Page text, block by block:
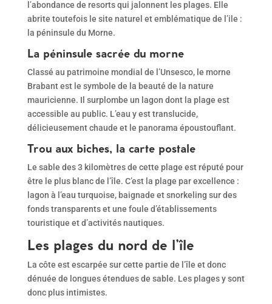
l’abondance de resorts qui jalonnent les plages. Elle
abrite toutefois le site naturel et emblématique de l’ile :
la péninsule du Morne.
La péninsule sacrée du morne
Classé au patrimoine mondial de l’Unsesco, le morne
Brabant est le symbole de la beauté de la nature
mauricienne. Il surplombe un lagon dont la plage est
accessible au public. L’eau y est translucide,
délicieusement chaude et le panorama époustouflant.
Trou aux biches, la carte postale
Le sable des 3 kilomètres de cette plage est réputé pour
être le plus blanc de l’île. C’est la plage par excellence :
lagon à l’eau turquoise, baignade et snorkeling sur des
fonds transparents et une foule d’établissements
touristique et d’activités nautiques.
Les plages du nord de l’île
La côte est escarpée sur cette partie de l’île et donc
dénuée de longues étendues de sable. Les plages y sont
donc plus intimistes.